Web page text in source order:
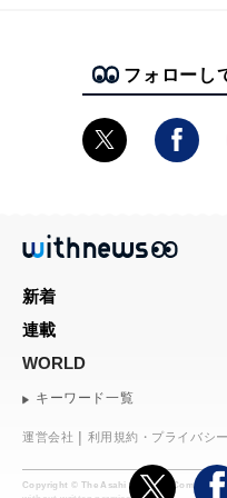
フォローし
Copyright © The Asahi Shimbun Company.
新着
連載
WORLD
キーワード一覧
運営会社 利用規約・プライバシー